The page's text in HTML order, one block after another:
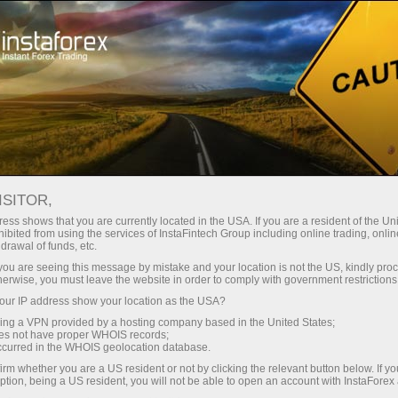
สำหรับเทรดเดอร์ การวิเคราะห์ฟอเร็กซ์ ปฏิทินเศรษฐกิจ
Economic Calendar
Schedule of key economic indicators, events, and
news. Shows the time of publications, the
importance of the news, and its ability to influence
currency rates
Receive notifications about upcoming events
shows that you are currently located in the USA. If you are a resident of the
from using the services of InstaFintech Group including online trading,
of funds, etc.
are seeing this message by mistake and your location is not the US, kindly
you must leave the website in order to comply with government
IP address show your location as the USA?
a VPN provided by a hosting company based in the United States;
not have proper WHOIS records;
in the WHOIS geolocation database.
whether you are a US resident or not by clicking the relevant button below. If
being a US resident, you will not be able to open an account with InstaForex